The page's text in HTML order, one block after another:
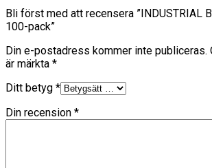
Bli först med att recensera ”INDUSTRIAL
100-pack”
Din e-postadress kommer inte publiceras.
är märkta *
Ditt betyg *
Din recension *